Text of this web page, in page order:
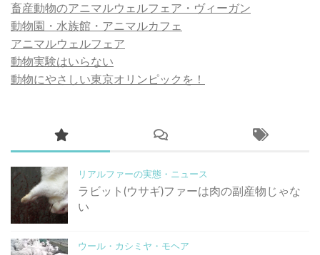
畜産動物のアニマルウェルフェア・ヴィーガン
動物園・水族館・アニマルカフェ
アニマルウェルフェア
動物実験はいらない
動物にやさしい東京オリンピックを！
リアルファーの実態・ニュース
ラビット(ウサギ)ファーは肉の副産物じゃな
い
ウール・カシミヤ・モヘア